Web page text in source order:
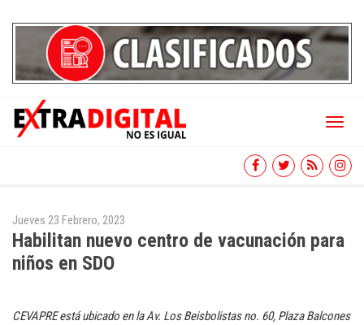
Toggle
Jueves 23 Febrero, 2023
Habilitan nuevo centro de vacunación para
niños en SDO
CEVAPRE está ubicado en la Av. Los Beisbolistas no. 60, Plaza Balcones